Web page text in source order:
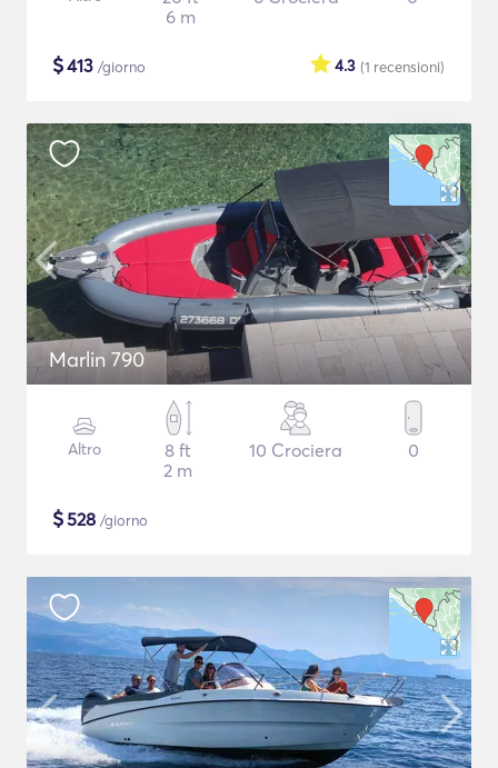
6 m
$413 /giorno (1 recensioni)
4.3
Marlin 790
Altro
8 ft
2 m
10 Crociera 0
$528 /giorno